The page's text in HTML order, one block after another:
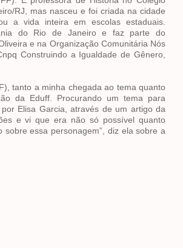
RJ, mas nasceu e foi criada na cidade
a vida inteira em escolas estaduais.
do Rio de Janeiro e faz parte do
e na Organização Comunitária Nós
Construindo a Igualdade de Gênero,
tanto a minha chegada ao tema quanto
da Eduff. Procurando um tema para
Elisa Garcia, através de um artigo da
e vi que era não só possível quanto
essa personagem”, diz ela sobre a